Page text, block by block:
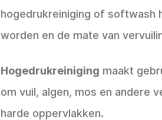
hogedrukreiniging of softwash
worden en de mate van
Hogedrukreiniging maakt
om vuil, algen, mos en andere
harde oppervlakken.